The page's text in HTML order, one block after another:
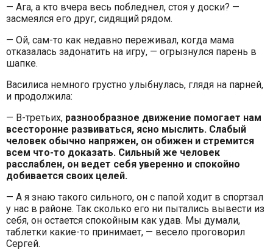
— Ага, а кто вчера весь побледнел, стоя у доски? —
засмеялся его друг, сидящий рядом.
— Ой, сам-то как недавно переживал, когда мама
отказалась задонатить на игру, — огрызнулся парень в
шапке.
Василиса немного грустно улыбнулась, глядя на парней,
и продолжила:
— В-третьих, разнообразное движение помогает нам
всесторонне развиваться, ясно мыслить. Слабый
человек обычно напряжен, он обижен и стремится
всем что-то доказать. Сильный же человек
расслаблен, он ведет себя уверенно и спокойно
добивается своих целей.
— А я знаю такого сильного, он с папой ходит в спортзал
у нас в районе. Так сколько его ни пытались вывести из
себя, он остается спокойным как удав. Мы думали,
таблетки какие-то принимает, — весело проговорил
Сергей.